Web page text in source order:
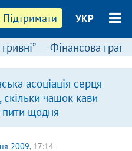
Підтримати УКР
Фінансова
асоціація серця
скільки чашок кави
пити щодня
2009, 17:14